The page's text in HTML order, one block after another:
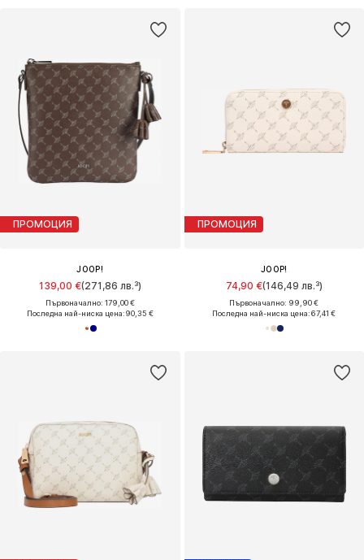
ПРОМОЦИЯ
JOOP!
139,00 €(271,86 лв.³)
Първоначално: 179,00 €
Последна най-ниска цена:90,35 €
ПРОМОЦИЯ
JOOP!
74,90 €(146,49 лв.³)
Първоначално: 99,90 €
Последна най-ниска цена:67,41 €